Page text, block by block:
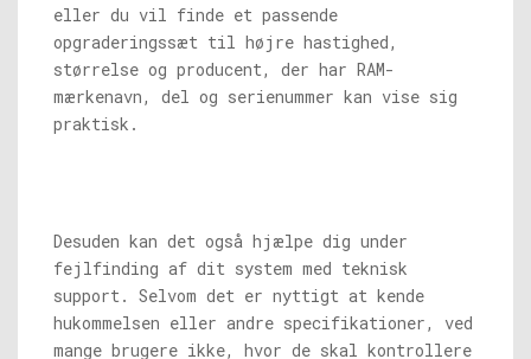
eller du vil finde et passende
opgraderingssæt til højre hastighed,
størrelse og producent, der har RAM-
mærkenavn, del og serienummer kan vise sig
praktisk.
Desuden kan det også hjælpe dig under
fejlfinding af dit system med teknisk
support. Selvom det er nyttigt at kende
hukommelsen eller andre specifikationer, ved
mange brugere ikke, hvor de skal kontrollere